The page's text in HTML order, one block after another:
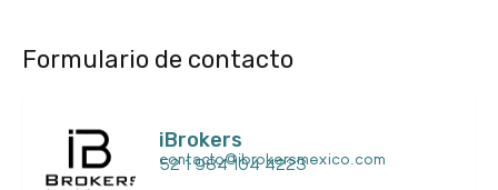
Formulario de contacto
iBrokers
contacto@ibrokersmexico.com
52 1 984 104 4223